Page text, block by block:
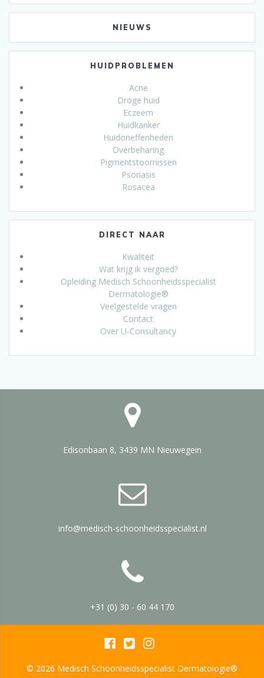
NIEUWS
HUIDPROBLEMEN
Acne
Droge huid
Eczeem
Huidkanker
Huidoneffenheden
Overbeharing
Pigmentstoornissen
Psoriasis
Rosacea
DIRECT NAAR
Kwaliteit
Wat krijg ik vergoed?
Opleiding Medisch Schoonheidsspecialist
Dermatologie®
Veelgestelde vragen
Contact
Over U-Consultancy
Edisonbaan 8, 3439 MN Nieuwegein
info@medisch-schoonheidsspecialist.nl
+31 (0) 30 - 60 44 170
© 2026 Medisch Schoonheidsspecialist Dermatologie®